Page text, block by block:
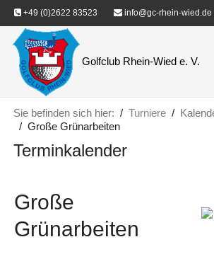
+49 (0)2622 83523 info@gc-rhein-wied.de
Golfclub Rhein-Wied e. V.
Sie befinden sich hier: Turniere
Große Grünarbeiten
Terminkalender
Große
Grünarbeiten